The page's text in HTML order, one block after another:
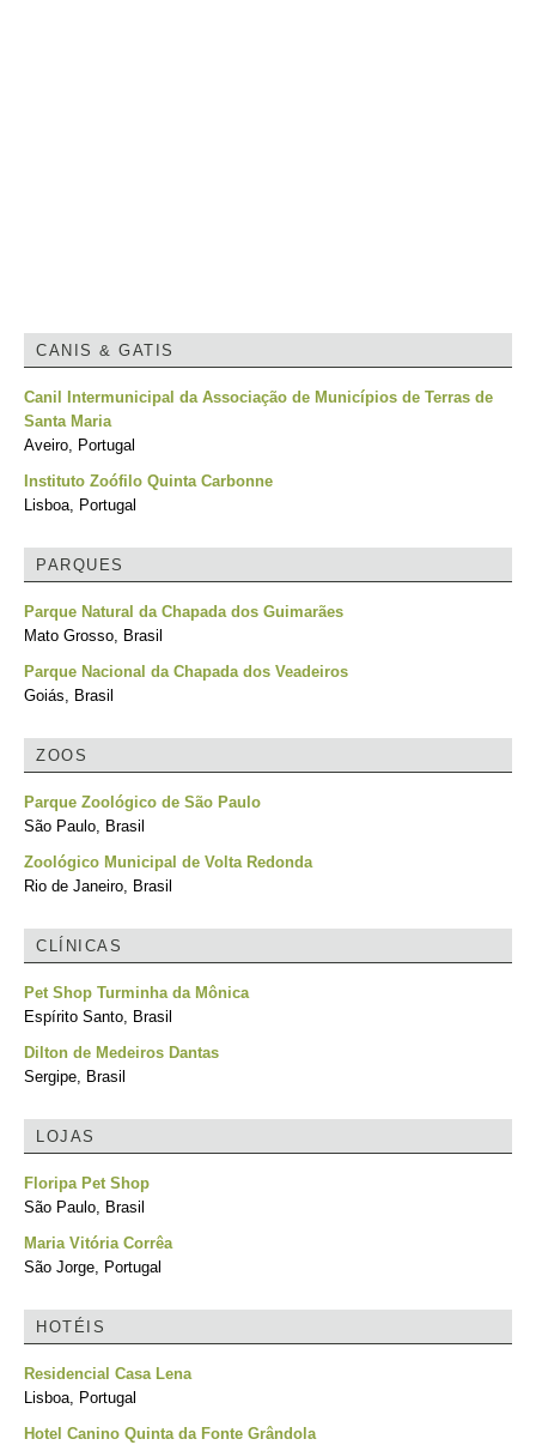
CANIS & GATIS
Canil Intermunicipal da Associação de Municípios de Terras de
Santa Maria
Aveiro, Portugal
Instituto Zoófilo Quinta Carbonne
Lisboa, Portugal
PARQUES
Parque Natural da Chapada dos Guimarães
Mato Grosso, Brasil
Parque Nacional da Chapada dos Veadeiros
Goiás, Brasil
ZOOS
Parque Zoológico de São Paulo
São Paulo, Brasil
Zoológico Municipal de Volta Redonda
Rio de Janeiro, Brasil
CLÍNICAS
Pet Shop Turminha da Mônica
Espírito Santo, Brasil
Dilton de Medeiros Dantas
Sergipe, Brasil
LOJAS
Floripa Pet Shop
São Paulo, Brasil
Maria Vitória Corrêa
São Jorge, Portugal
HOTÉIS
Residencial Casa Lena
Lisboa, Portugal
Hotel Canino Quinta da Fonte Grândola